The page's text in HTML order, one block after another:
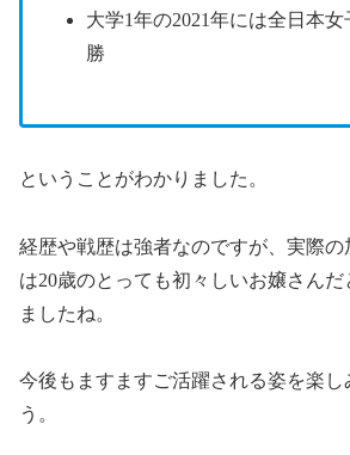
大学1年の2021年には全日本
勝
ということがわかりました。
経歴や戦歴は強者なのですが、実際
は20歳のとっても初々しいお嬢さんだ
ましたね。
今後もますますご活躍される姿を楽し
う。